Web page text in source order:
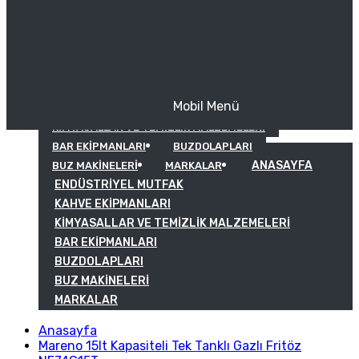
KIMYASALLAR VE TEMIZLIK MALZEMELERI
BAR EKIPMANLARI
BUZDOLAPLARI
BUZ MAKINELERI
MARKALAR
Mobil Menü
ANASAYFA
ENDÜSTRIYEL MUTFAK
KAHVE EKIPMANLARI
KIMYASALLAR VE TEMIZLIK MALZEMELERI
BAR EKIPMANLARI
BUZDOLAPLARI
BUZ MAKINELERI
MARKALAR
Anasayfa
Mareno 15lt Kapasiteli Tek Tanklı Gazlı Fritöz